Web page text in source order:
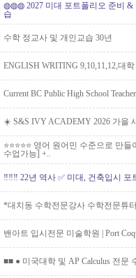
◍◍◍ 2027 미대 포트폴리오 준비 &
습
수학 정교사 및 개인교습 30년
ENGLISH WRITING 9,10,11,12,대
Current BC Public High School
☀️ S&S IVY ACADEMY 2026 가을
⭐⭐⭐⭐⭐ 영어 원어민 수준으로
수업가능] +..
‼️‼️‼️ 22년 역사 ✅ 미대, 건축입시 포
*대치동 수학전문강사 수학전문튜
밴아트 입시전문 미술학원 | Port
■■ ● 미국대학 및 AP Calculus 전문